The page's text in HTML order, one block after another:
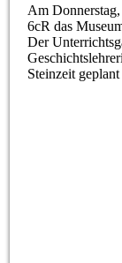
Am
6cR das
Der
Steinzeit